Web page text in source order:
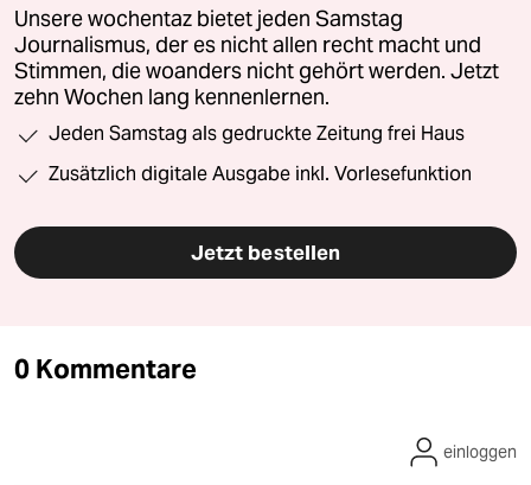
Unsere wochentaz bietet jeden Samstag
Journalismus, der es nicht allen recht macht und
Stimmen, die woanders nicht gehört werden. Jetzt
zehn Wochen lang kennenlernen.
Jeden Samstag als gedruckte Zeitung frei Haus
Zusätzlich digitale Ausgabe inkl. Vorlesefunktion
Jetzt bestellen
0 Kommentare
einloggen